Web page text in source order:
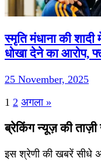
स्मृति मंधाना की
धोखा देने का आरोप,
25 November, 2025
Posts
pagination
1 2 अगला »
ब्रेकिंग न्यूज़ की
इस श्रेणी की खबरें सीधे